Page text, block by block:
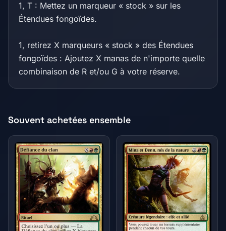
1, T : Mettez un marqueur « stock » sur les
Étendues fongoïdes.
1, retirez X marqueurs « stock » des Étendues
fongoïdes : Ajoutez X manas de n'importe quelle
combinaison de R et/ou G à votre réserve.
Souvent achetées ensemble